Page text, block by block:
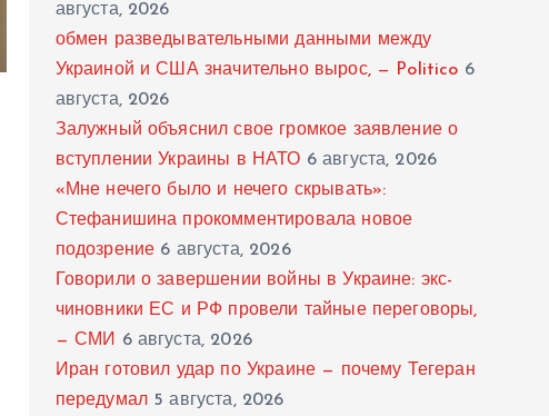
августа, 2026
обмен разведывательными данными между
Украиной и США значительно вырос, — Politico 6
августа, 2026
Залужный объяснил свое громкое заявление о
вступлении Украины в НАТО 6 августа, 2026
«Мне нечего было и нечего скрывать»:
Стефанишина прокомментировала новое
подозрение 6 августа, 2026
Говорили о завершении войны в Украине: экс-
чиновники ЕС и РФ провели тайные переговоры,
— СМИ 6 августа, 2026
Иран готовил удар по Украине — почему Тегеран
передумал 5 августа, 2026